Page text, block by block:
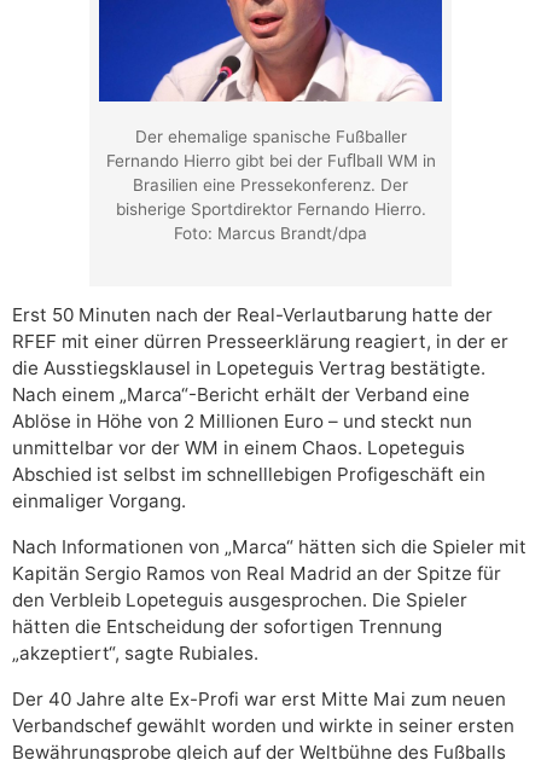
Der ehemalige spanische Fußballer
Fernando Hierro gibt bei der Fuﬂball WM in
Brasilien eine Pressekonferenz. Der
bisherige Sportdirektor Fernando Hierro.
Foto: Marcus Brandt/dpa
Erst 50 Minuten nach der Real-Verlautbarung hatte der
RFEF mit einer dürren Presseerklärung reagiert, in der er
die Ausstiegsklausel in Lopeteguis Vertrag bestätigte.
Nach einem „Marca“-Bericht erhält der Verband eine
Ablöse in Höhe von 2 Millionen Euro – und steckt nun
unmittelbar vor der WM in einem Chaos. Lopeteguis
Abschied ist selbst im schnelllebigen Profigeschäft ein
einmaliger Vorgang.
Nach Informationen von „Marca“ hätten sich die Spieler mit
Kapitän Sergio Ramos von Real Madrid an der Spitze für
den Verbleib Lopeteguis ausgesprochen. Die Spieler
hätten die Entscheidung der sofortigen Trennung
„akzeptiert“, sagte Rubiales.
Der 40 Jahre alte Ex-Profi war erst Mitte Mai zum neuen
Verbandschef gewählt worden und wirkte in seiner ersten
Bewährungsprobe gleich auf der Weltbühne des Fußballs